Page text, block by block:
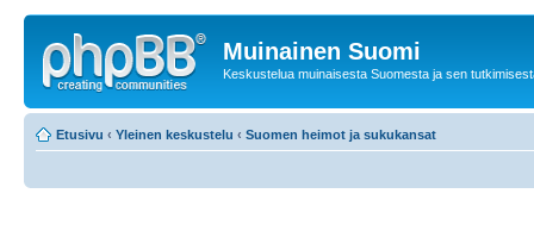
Muinainen Suomi
Keskustelua muinaisesta Suomesta ja sen
Etusivu ‹ Yleinen keskustelu ‹ Suomen heimot ja sukukansat